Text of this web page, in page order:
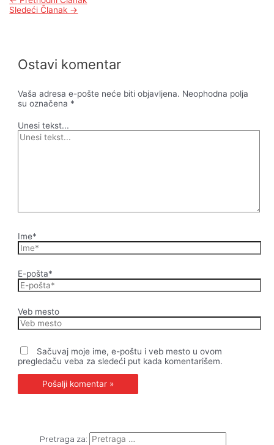
Sledeći Članak →
Ostavi komentar
Vaša adresa e-pošte neće biti objavljena. Neophodna polja
su označena *
Unesi tekst...
Ime*
E-pošta*
Veb mesto
Sačuvaj moje ime, e-poštu i veb mesto u ovom
pregledaču veba za sledeći put kada komentarišem.
Pretraga za: